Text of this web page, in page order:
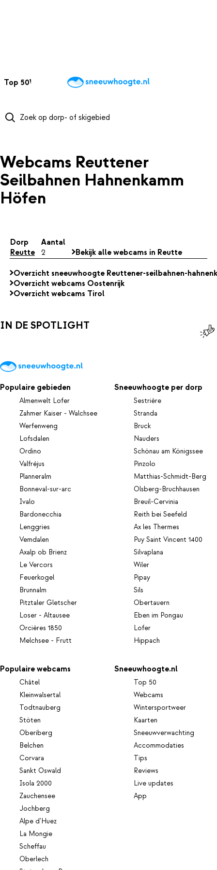
Top 50Webcams WintersportweerKaarten
Webcams Reuttener
Seilbahnen Hahnenkamm
Höfen
Dorp
Aantal
Reutte
2 Bekijk alle webcams in Reutte
Overzicht sneeuwhoogte Reuttener-seilbahnen-
Overzicht webcams Oostenrijk
Overzicht webcams Tirol
IN DE SPOTLIGHT
Populaire gebieden
Almenwelt Lofer
Zahmer Kaiser - Walchsee
Werfenweng
Lofsdalen
Ordino
Valfréjus
Planneralm
Bonneval-sur-arc
Ivalo
Bardonecchia
Lenggries
Vemdalen
Axalp ob Brienz
Le Vercors
Feuerkogel
Brunnalm
Pitztaler Gletscher
Loser - Altausee
Orcières 1850
Melchsee - Frutt
Sneeuwhoogte per dorp
Sestrière
Stranda
Bruck
Nauders
Schönau am Königssee
Pinzolo
Matthias-Schmidt-Berg
Olsberg-Bruchhausen
Breuil-Cervinia
Reith bei Seefeld
Ax les Thermes
Puy Saint Vincent 1400
Silvaplana
Wiler
Pipay
Sils
Obertauern
Eben im Pongau
Lofer
Hippach
Populaire webcams
Châtel
Kleinwalsertal
Todtnauberg
Stöten
Oberiberg
Belchen
Corvara
Sankt Oswald
Isola 2000
Zauchensee
Jochberg
Alpe d'Huez
La Mongie
Scheffau
Oberlech
Sneeuwhoogte.nl
Top 50
Webcams
Wintersportweer
Kaarten
Sneeuwverwachting
Accommodaties
Tips
Reviews
Live updates
App